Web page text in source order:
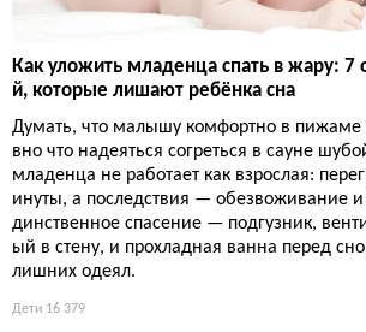
Как уложить младенца спать в жару: 7
й, которые лишают ребёнка сна
Думать, что малышу комфортно в пижаме
вно что надеяться согреться в сауне
младенца не работает как взрослая:
инуты, а последствия — обезвоживание
динственное спасение — подгузник,
ый в стену, и прохладная ванна перед
лишних одеял.
Дети 16 379